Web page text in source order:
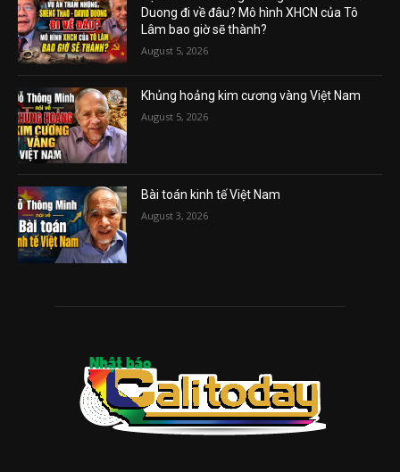
Duong đi về đâu? Mô hình XHCN của Tô
Lâm bao giờ sẽ thành?
August 5, 2026
Khủng hoảng kim cương vàng Việt Nam
August 5, 2026
Bài toán kinh tế Việt Nam
August 3, 2026